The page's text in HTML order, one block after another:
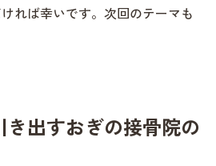
れば幸いです。次回のテーマも
き出すおぎの接骨院の